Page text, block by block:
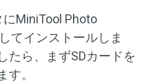
MiniTool Photo
てインストールしま
たら、まずSDカードを
。